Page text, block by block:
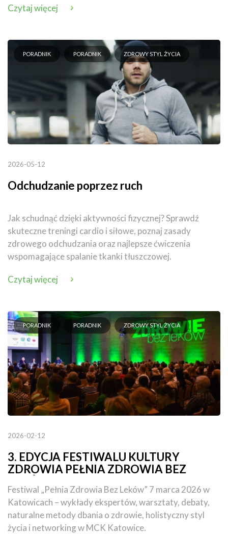
Czytaj więcej
PORADNIK PORADNIK ZDROWY STYL ŻYCIA
2026-05-12
Odchudzanie poprzez ruch
Jak schudnąć dzięki aktywności fizycznej? Sprawdź
skuteczne treningi cardio i siłowe, poznaj zasady
zdrowego odchudzania oraz najlepsze ćwiczenia
wspomagające spalanie tkanki tłuszczowej.
Czytaj więcej
PORADNIK PORADNIK ZDROWY STYL ŻYCIA
2026-02-12
3. EDYCJA FESTIWALU KULTURY
ZDROWIA PEŁNIA ZDROWIA BEZ
Festiwal „Pełnia Zdrowia Bez Leków” 7 marca 2026 w
Katowicach – wykłady ekspertów, warsztaty, debaty,
naturalne metody dbania o zdrowie, holistyczny styl
życia i networking w MCK Katowice.